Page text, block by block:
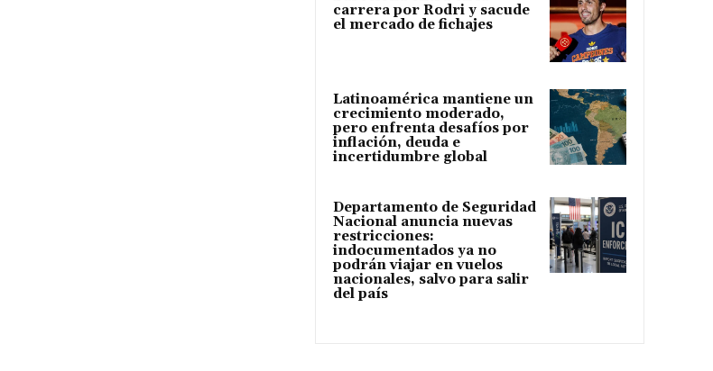
carrera por Rodri y sacude
el mercado de fichajes
Latinoamérica mantiene un
crecimiento moderado,
pero enfrenta desafíos por
inflación, deuda e
incertidumbre global
Departamento de Seguridad
Nacional anuncia nuevas
restricciones:
indocumentados ya no
podrán viajar en vuelos
nacionales, salvo para salir
del país